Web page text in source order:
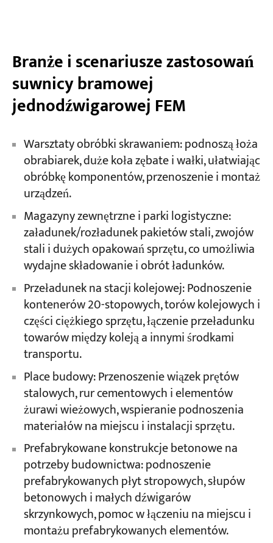
Branże i scenariusze zastosowań
suwnicy bramowej
jednodźwigarowej FEM
Warsztaty obróbki skrawaniem: podnoszą łoża
obrabiarek, duże koła zębate i wałki, ułatwiając
obróbkę komponentów, przenoszenie i montaż
urządzeń.
Magazyny zewnętrzne i parki logistyczne:
załadunek/rozładunek pakietów stali, zwojów
stali i dużych opakowań sprzętu, co umożliwia
wydajne składowanie i obrót ładunków.
Przeładunek na stacji kolejowej: Podnoszenie
kontenerów 20-stopowych, torów kolejowych i
części ciężkiego sprzętu, łączenie przeładunku
towarów między koleją a innymi środkami
transportu.
Place budowy: Przenoszenie wiązek prętów
stalowych, rur cementowych i elementów
żurawi wieżowych, wspieranie podnoszenia
materiałów na miejscu i instalacji sprzętu.
Prefabrykowane konstrukcje betonowe na
potrzeby budownictwa: podnoszenie
prefabrykowanych płyt stropowych, słupów
betonowych i małych dźwigarów
skrzynkowych, pomoc w łączeniu na miejscu i
montażu prefabrykowanych elementów.